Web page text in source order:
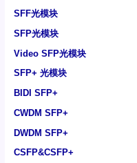
SFF光模块
SFP光模块
Video SFP光模块
SFP+ 光模块
BIDI SFP+
CWDM SFP+
DWDM SFP+
CSFP&CSFP+